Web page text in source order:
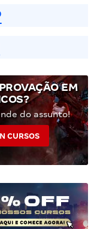
EM
do assunto!
CURSOS